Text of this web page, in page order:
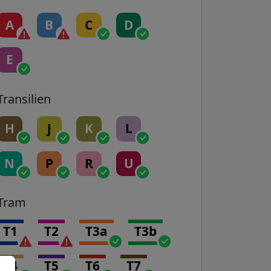
A B C D
E
H J K L
N P R U
T1 T2 T3a T3b
T4 T5 T6 T7